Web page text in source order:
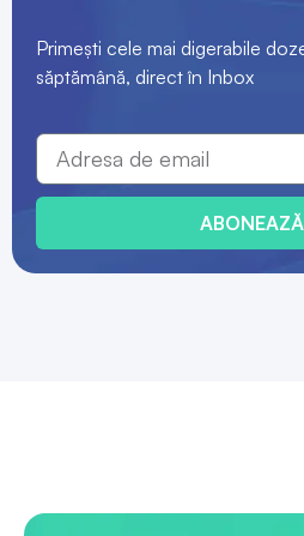
Primești cele mai digerabile
săptămână, direct în Inbox